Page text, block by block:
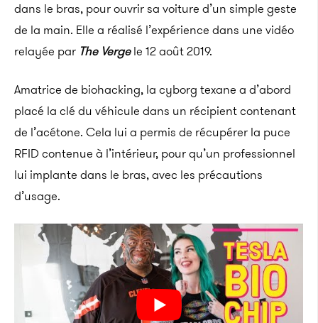
dans le bras, pour ouvrir sa voiture d’un simple geste
de la main. Elle a réalisé l’expérience dans une vidéo
relayée par The Vergele 12 août 2019.
Amatrice de biohacking, la cyborg texane a d’abord
placé la clé du véhicule dans un récipient contenant
de l’acétone. Cela lui a permis de récupérer la puce
RFID contenue à l’intérieur, pour qu’un professionnel
lui implante dans le bras, avec les précautions
d’usage.